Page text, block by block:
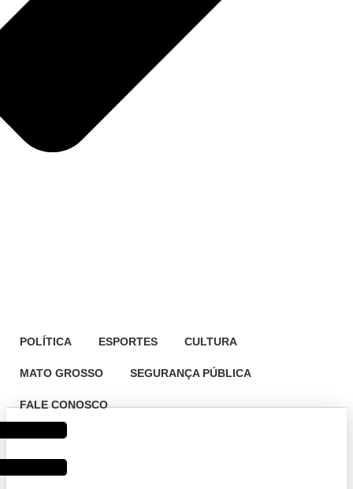
POLÍTICA ESPORTES CULTURA
MATO GROSSO SEGURANÇA PÚBLICA
FALE CONOSCO